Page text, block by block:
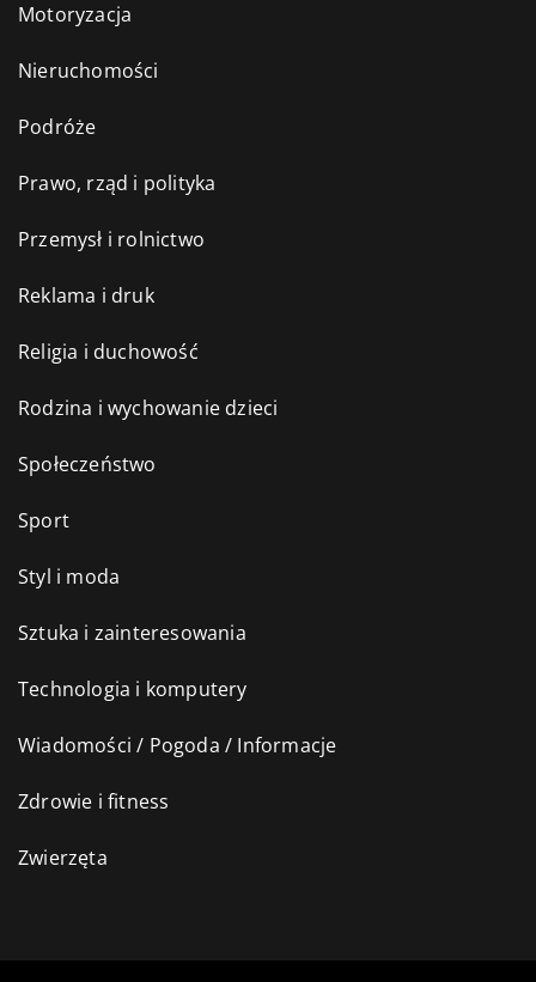
Motoryzacja
Nieruchomości
Podróże
Prawo, rząd i polityka
Przemysł i rolnictwo
Reklama i druk
Religia i duchowość
Rodzina i wychowanie dzieci
Społeczeństwo
Sport
Styl i moda
Sztuka i zainteresowania
Technologia i komputery
Wiadomości / Pogoda / Informacje
Zdrowie i fitness
Zwierzęta